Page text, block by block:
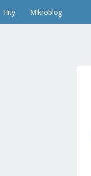
Hity Mikroblog